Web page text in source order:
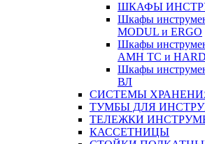
ШКАФЫ
Шкафы
MODUL и ERGO
Шкафы
АМН ТС и HARD
Шкафы
ВЛ
СИСТЕМЫ
ТУМБЫ ДЛЯ
ТЕЛЕЖКИ
КАССЕТНИЦЫ